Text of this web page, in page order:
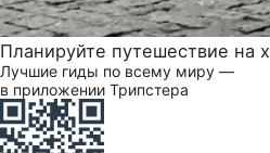
Планируйте путешествие на
Лучшие гиды по всему миру —
в приложении Трипстера